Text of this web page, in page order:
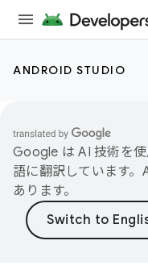
ANDROID STUDIO
Google は AI 技術を
語に翻訳しています
あります。